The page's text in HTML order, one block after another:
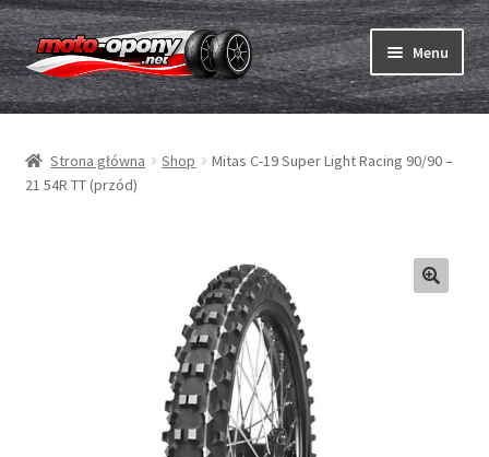
Przejdź
do
nawigacji
Przejdź
do
treści
Menu
Opony
Rozwiń
Dętki & taśmy
Rozwiń
Strona główna Shop
Mitas C-19 Super Light Racing 90/90 –
21 54R TT (przód)